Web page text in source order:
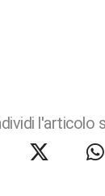
l'articolo